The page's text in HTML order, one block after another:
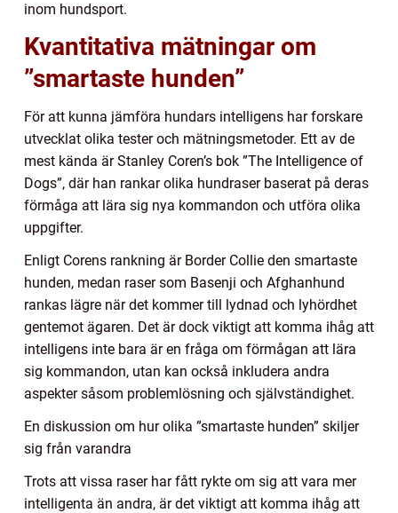
inom hundsport.
Kvantitativa mätningar om
”smartaste hunden”
För att kunna jämföra hundars intelligens har forskare
utvecklat olika tester och mätningsmetoder. Ett av de
mest kända är Stanley Coren’s bok ”The Intelligence of
Dogs”, där han rankar olika hundraser baserat på deras
förmåga att lära sig nya kommandon och utföra olika
uppgifter.
Enligt Corens rankning är Border Collie den smartaste
hunden, medan raser som Basenji och Afghanhund
rankas lägre när det kommer till lydnad och lyhördhet
gentemot ägaren. Det är dock viktigt att komma ihåg att
intelligens inte bara är en fråga om förmågan att lära
sig kommandon, utan kan också inkludera andra
aspekter såsom problemlösning och självständighet.
En diskussion om hur olika ”smartaste hunden” skiljer
sig från varandra
Trots att vissa raser har fått rykte om sig att vara mer
intelligenta än andra, är det viktigt att komma ihåg att